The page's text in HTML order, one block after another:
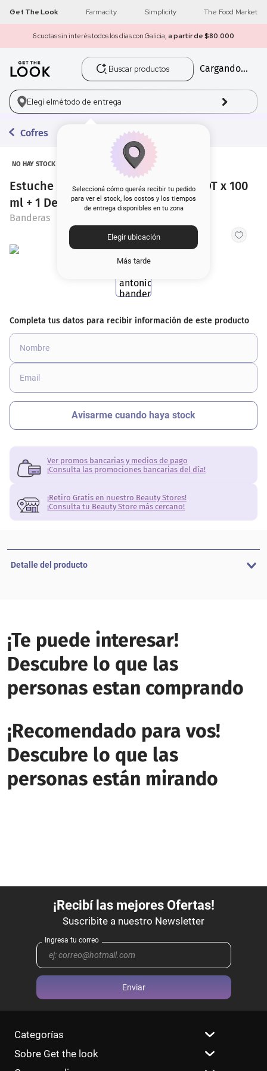
Get The Look Farmacity Simplicity The Food Market
6 cuotas sin interés todos los días con Galicia, a partir de $80.000
Buscar productos
Cargando...
Elegí elmétodo de entrega
Seleccioná cómo querés recibir tu pedido
para ver el stock, los costos y los tiempos
de entrega disponibles en tu zona
Elegir ubicación
Más tarde
Cofres
NO HAY STOCK
Estuche Banderas Blue Seduction EDT x 100
ml + 1 Deo x 150 ml
Banderas
Ver promos bancarias y medios de pago
¡Consulta las promociones bancarias del día!
¡Retiro Gratis en nuestro Beauty Stores!
¡Consulta tu Beauty Store más cercano!
Detalle del producto
¡Te puede interesar!
Descubre lo que las
personas estan comprando
¡Recomendado para vos!
Descubre lo que las
personas están mirando
Enviar
Categorías
Sobre Get the look
1 get the look
2 máscara pestañas
3.
5. corrector
rubor
contorno